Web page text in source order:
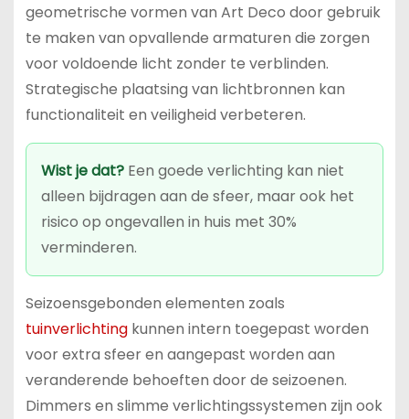
geometrische vormen van Art Deco door gebruik
te maken van opvallende armaturen die zorgen
voor voldoende licht zonder te verblinden.
Strategische plaatsing van lichtbronnen kan
functionaliteit en veiligheid verbeteren.
Wist je dat?Een goede verlichting kan niet
alleen bijdragen aan de sfeer, maar ook het
risico op ongevallen in huis met 30%
verminderen.
Seizoensgebonden elementen zoals
tuinverlichtingkunnen intern toegepast worden
voor extra sfeer en aangepast worden aan
veranderende behoeften door de seizoenen.
Dimmers en slimme verlichtingssystemen zijn ook